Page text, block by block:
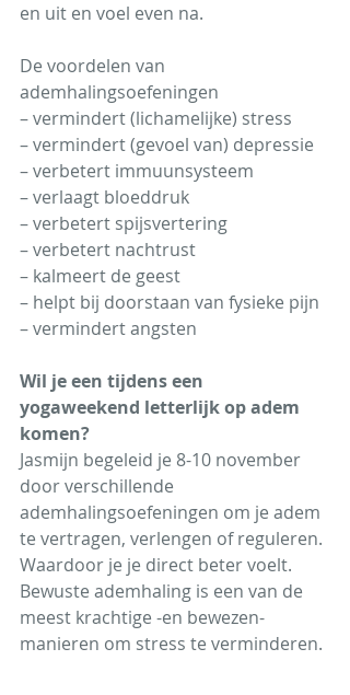
en uit en voel even na.
De voordelen van
ademhalingsoefeningen
– vermindert (lichamelijke) stress
– vermindert (gevoel van) depressie
– verbetert immuunsysteem
– verlaagt bloeddruk
– verbetert spijsvertering
– verbetert nachtrust
– kalmeert de geest
– helpt bij doorstaan van fysieke pijn
– vermindert angsten
Wil je een tijdens een
yogaweekend letterlijk op adem
komen?
Jasmijn begeleid je 8-10 november
door verschillende
ademhalingsoefeningen om je adem
te vertragen, verlengen of reguleren.
Waardoor je je direct beter voelt.
Bewuste ademhaling is een van de
meest krachtige -en bewezen-
manieren om stress te verminderen.